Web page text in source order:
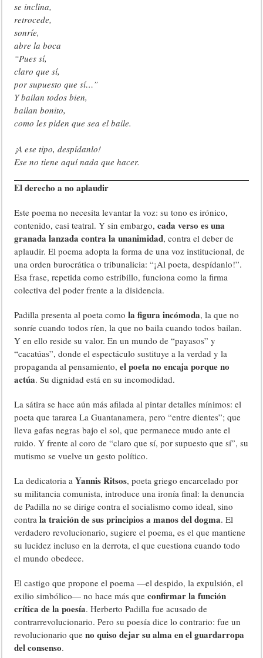
se inclina,
retrocede,
sonríe,
abre la boca
“Pues sí,
claro que sí,
por supuesto que sí…”
Y bailan todos bien,
bailan bonito,
como les piden que sea el baile.
¡A ese tipo, despídanlo!
Ese no tiene aquí nada que hacer.
El derecho a no aplaudir
Este poema no necesita levantar la voz: su tono es irónico,
contenido, casi teatral. Y sin embargo,cada verso es una
granada lanzada contra la unanimidad, contra el deber de
aplaudir. El poema adopta la forma de una voz institucional, de
una orden burocrática o tribunalicia: “¡Al poeta, despídanlo!”.
Esa frase, repetida como estribillo, funciona como la firma
colectiva del poder frente a la disidencia.
Padilla presenta al poeta comola figura incómoda, la que no
sonríe cuando todos ríen, la que no baila cuando todos bailan.
Y en ello reside su valor. En un mundo de “payasos” y
“cacatúas”, donde el espectáculo sustituye a la verdad y la
propaganda al pensamiento,el poeta no encaja porque no
actúa. Su dignidad está en su incomodidad.
La sátira se hace aún más afilada al pintar detalles mínimos: el
poeta que tararea La Guantanamera, pero “entre dientes”; que
lleva gafas negras bajo el sol, que permanece mudo ante el
ruido. Y frente al coro de “claro que sí, por supuesto que sí”, su
mutismo se vuelve un gesto político.
La dedicatoria aYannis Ritsos, poeta griego encarcelado por
su militancia comunista, introduce una ironía final: la denuncia
de Padilla no se dirige contra el socialismo como ideal, sino
contrala traición de sus principios a manos del dogma. El
verdadero revolucionario, sugiere el poema, es el que mantiene
su lucidez incluso en la derrota, el que cuestiona cuando todo
el mundo obedece.
El castigo que propone el poema —el despido, la expulsión, el
exilio simbólico— no hace más queconfirmar la función
crítica de la poesía. Herberto Padilla fue acusado de
contrarrevolucionario. Pero su poesía dice lo contrario: fue un
revolucionario queno quiso dejar su alma en el guardarropa
del consenso.